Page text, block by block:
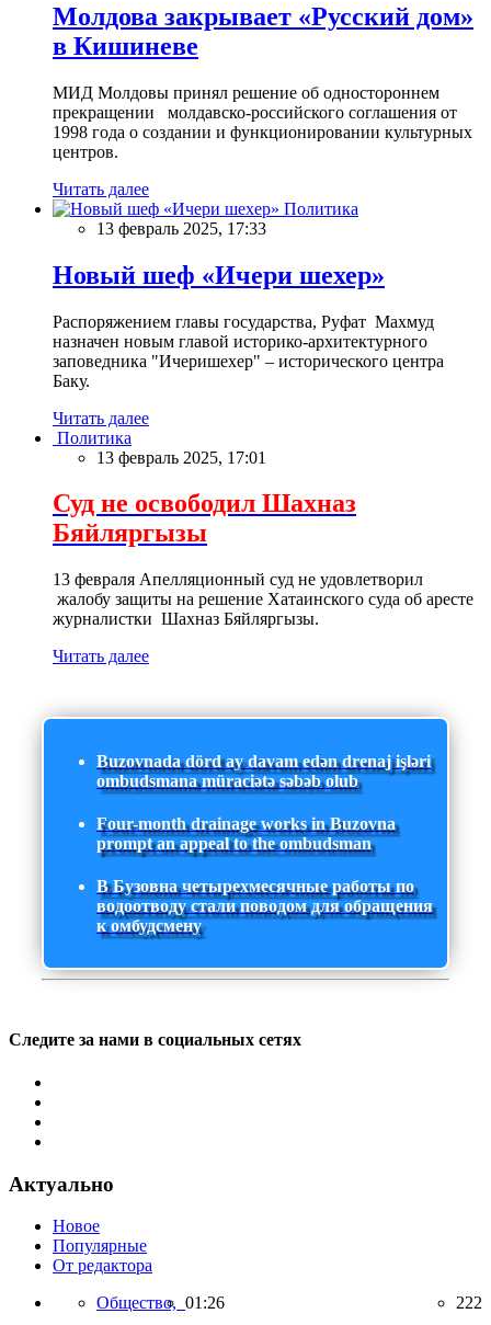
Молдова закрывает «Русский дом»
в Кишиневе
МИД Молдовы принял решение об одностороннем
прекращении молдавско-российского соглашения от
1998 года о создании и функционировании культурных
центров.
Читать далее
Политика
13 февраль 2025, 17:33
Новый шеф «Ичери шехер»
Распоряжением главы государства, Руфат Махмуд
назначен новым главой историко-архитектурного
заповедника "Ичеришехер" – исторического центра
Баку.
Читать далее
Политика
13 февраль 2025, 17:01
Суд не освободил Шахназ
Бяйляргызы
13 февраля Апелляционный суд не удовлетворил
жалобу защиты на решение Хатаинского суда об аресте
журналистки Шахназ Бяйляргызы.
Читать далее
Buzovnada dörd ay davam edən drenaj işləri
ombudsmana müraciətə səbəb olub
Four-month drainage works in Buzovna
prompt an appeal to the ombudsman
В Бузовна четырехмесячные работы по
водоотводу стали поводом для обращения
к омбудсмену
Следите за нами в социальных сетях
Актуально
Новое
Популярные
От редактора
Общество, 01:26 222